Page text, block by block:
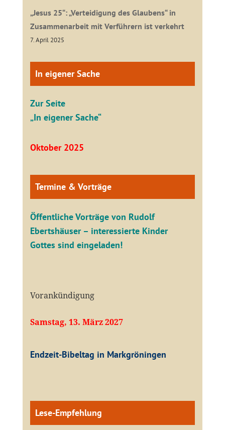
„Jesus 25“: „Verteidigung des Glaubens“ in
Zusammenarbeit mit Verführern ist verkehrt
7. April 2025
In eigener Sache
Zur Seite
„In eigener Sache“
Oktober 2025
Termine & Vorträge
Öffentliche Vorträge von Rudolf
Ebertshäuser – interessierte Kinder
Gottes sind eingeladen!
Vorankündigung
Samstag, 13. März 2027
Endzeit-Bibeltag in Markgröningen
Lese-Empfehlung